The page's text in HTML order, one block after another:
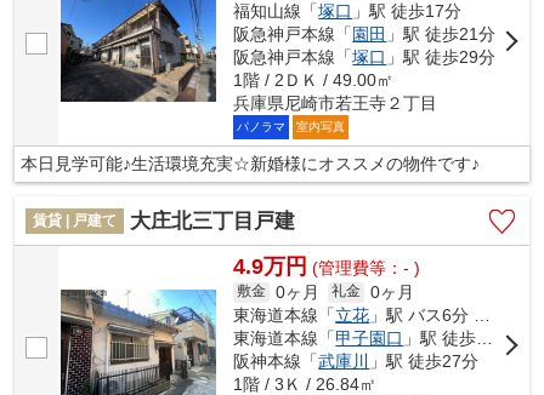
福知山線「塚口 」駅 徒歩17分
阪急神戸本線「園田 」駅 徒歩21分
阪急神戸本線「塚口 」駅 徒歩29分
1階 / 2ＤＫ / 49.00㎡
兵庫県尼崎市若王寺２丁目
パノラマ 室内写真
本日見学可能♪生活環境充実☆新婚様にオススメの物件です♪
賃貸 | 戸建て 大庄北三丁目戸建
4.9万円 (管理費等：- )
敷金 0ヶ月 礼金 0ヶ月
東海道本線「立花 」駅 バス6分 「今北」 停歩3分
東海道本線「甲子園口 」駅 徒歩29分
阪神本線「武庫川
」駅 徒歩27分
1階 / 3Ｋ / 26.84㎡